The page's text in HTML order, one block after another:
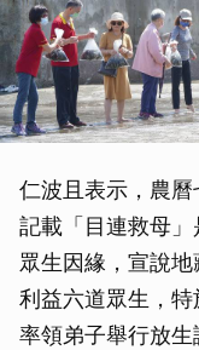
仁波且表示，農
記載「目連救母
眾生因緣，宣說地
利益六道眾生，
率領弟子舉行放